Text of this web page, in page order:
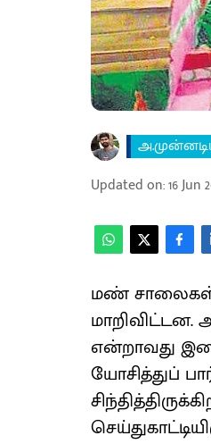
Updated on:16 Jun
மண் சாலைகள்
என்றாவது இதை
யோசித்துப்